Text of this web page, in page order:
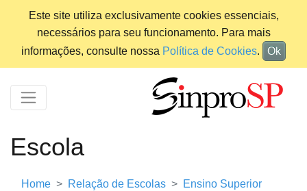
Este site utiliza exclusivamente cookies essenciais,
necessários para seu funcionamento. Para mais
informações, consulte nossa Política de Cookies. Ok
Escola
Home Relação de Escolas
Ensino Superior